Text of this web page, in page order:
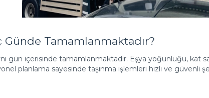
Günde Tamamlanmaktadır?
içerisinde tamamlanmaktadır. Eşya yoğunluğu, kat
planlama sayesinde taşınma işlemleri hızlı ve güvenli